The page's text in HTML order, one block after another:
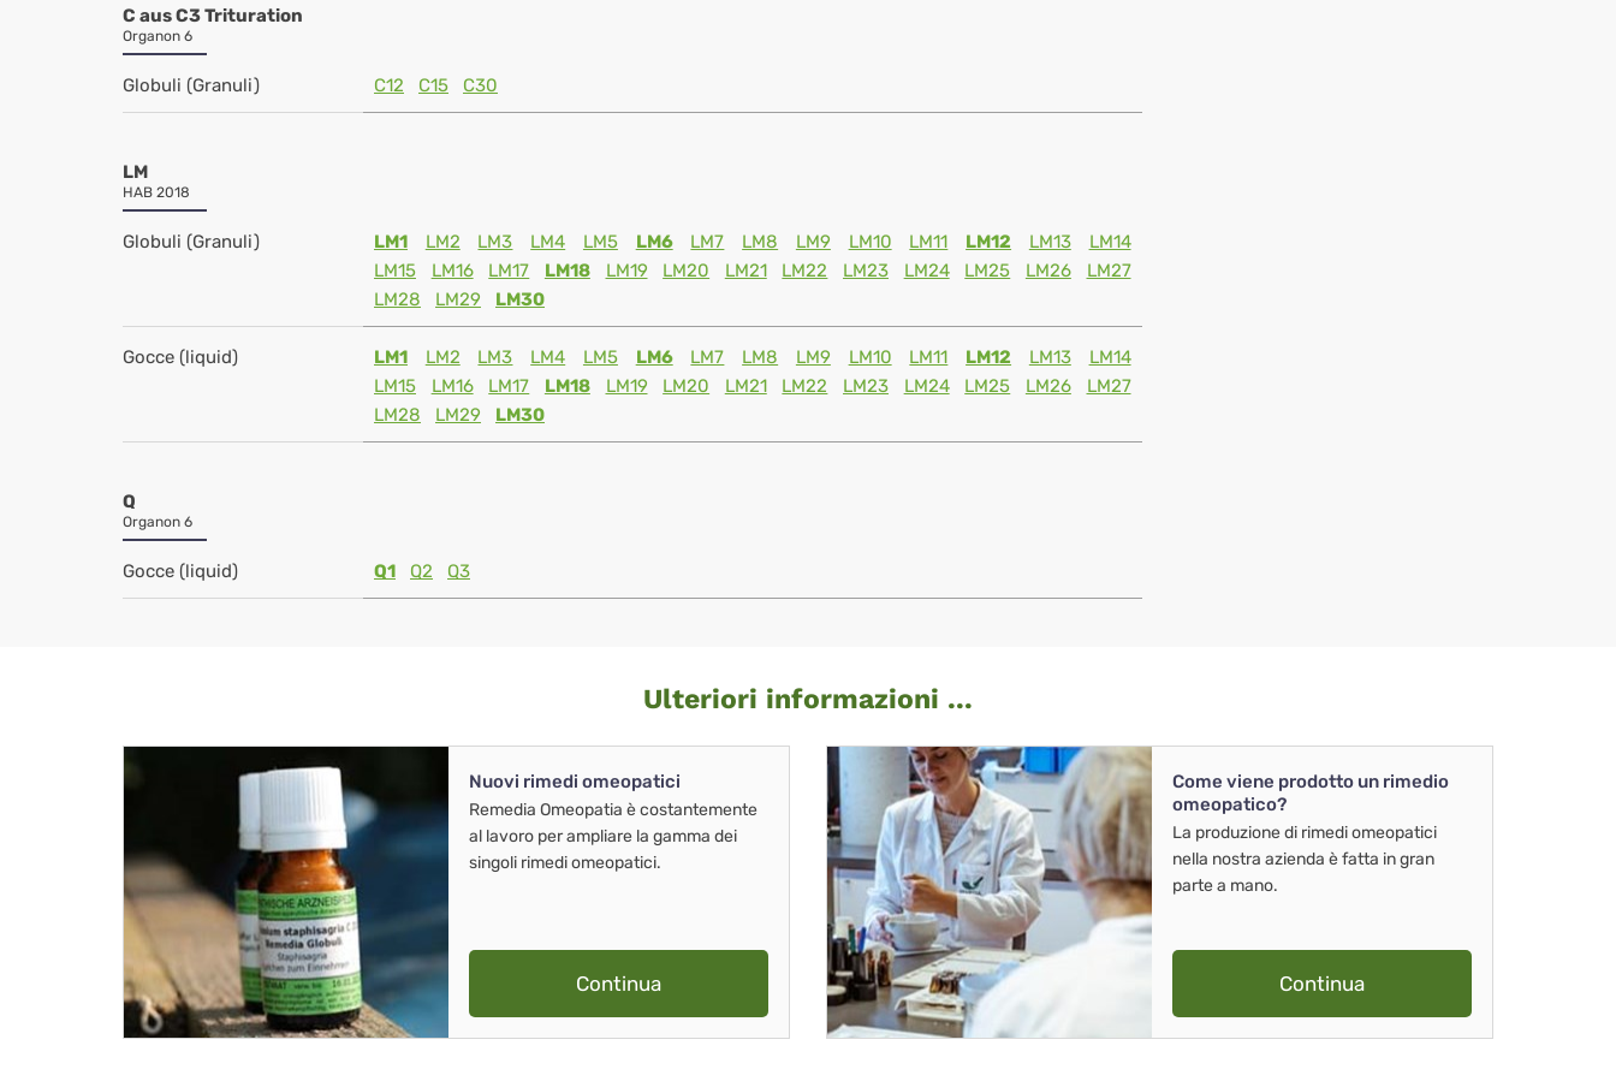
C aus C3 Trituration
Organon 6
Globuli (Granuli) C12 C15 C30
LM
HAB 2018
Globuli (Granuli) LM1 LM2 LM3 LM4 LM5 LM6 LM7 LM8 LM9 LM10 LM11 LM12 LM13
LM14
LM15
LM16 LM17 LM18 LM19 LM20 LM21 LM22 LM23 LM24 LM25 LM26
LM27
LM28
LM29 LM30
Gocce (liquid) LM1 LM2 LM3 LM4 LM5 LM6 LM7 LM8 LM9 LM10 LM11 LM12 LM13
LM14
LM15
LM16 LM17 LM18 LM19 LM20 LM21 LM22 LM23 LM24 LM25 LM26
LM27
LM28
LM29 LM30
Q
Organon 6
Gocce (liquid) Q1 Q2 Q3
Ulteriori informazioni ...
Nuovi rimedi omeopatici
Remedia Omeopatia è costantemente
al lavoro per ampliare la gamma dei
singoli rimedi omeopatici.
Continua
Come viene prodotto un rimedio
omeopatico?
La produzione di rimedi omeopatici
nella nostra azienda è fatta in gran
parte a mano.
Continua